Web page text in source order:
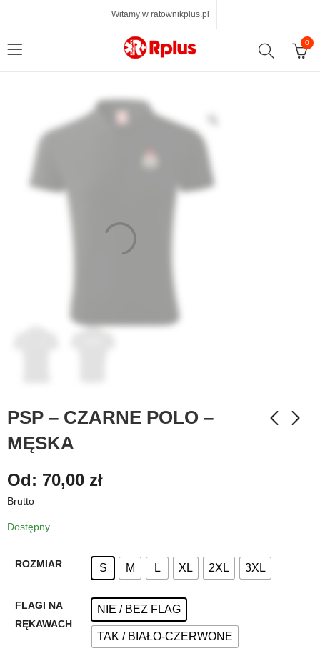
Witamy w ratownikplus.pl
0
PSP – CZARNE POLO –
MĘSKA
Od: 70,00 zł
Brutto
Dostępny
ROZMIAR S M L XL 2XL 3XL
FLAGI NA
RĘKAWACH
NIE / BEZ FLAG
TAK / BIAŁO-CZERWONE